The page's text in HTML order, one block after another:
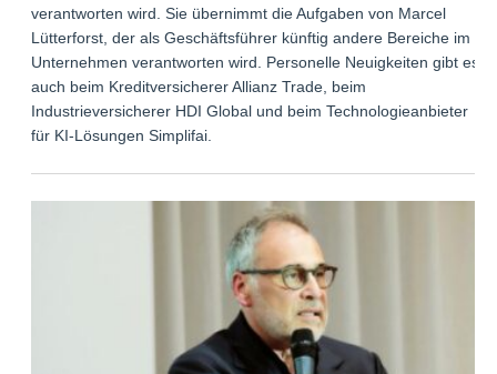
verantworten wird. Sie übernimmt die Aufgaben von Marcel
Lütterforst, der als Geschäftsführer künftig andere Bereiche im
Unternehmen verantworten wird. Personelle Neuigkeiten gibt es
auch beim Kreditversicherer Allianz Trade, beim
Industrieversicherer HDI Global und beim Technologieanbieter
für KI-Lösungen Simplifai.